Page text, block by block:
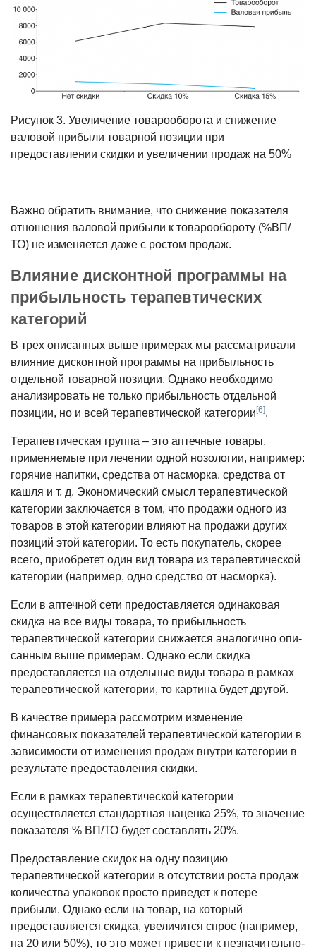
Рисунок 3. Увеличение товарооборота и снижение
валовой прибыли товарной позиции при
предоставлении скидки и увеличении продаж на 50%
Важно обратить внимание, что снижение показателя
отношения вало­вой прибыли к товарообороту (%ВП/
ТО) не изменяется даже с ростом про­даж.
Влияние дисконтной программы на
прибыльность терапевтических
категорий
В трех описанных выше примерах мы рассматривали
влияние дисконтной программы на прибыльность
отдельной товарной позиции. Однако необходимо
анализировать не только прибыльность отдельной
позиции, но и всей терапев­тической категории [6].
Терапевтическая группа – это аптеч­ные товары,
применяемые при лечении одной нозологии, например:
горячие напитки, средства от насморка, средства от
кашля и т. д. Экономический смысл терапевтической
категории заключается в том, что продажи одного из
товаров в этой категории влияют на продажи других
позиций этой категории. То есть покупатель, скорее
всего, приобретет один вид товара из терапевтической
категории (например, одно средство от насморка).
Если в аптечной сети предоставля­ется одинаковая
скидка на все виды то­вара, то прибыльность
терапевтической категории снижается аналогично опи­
санным выше примерам. Однако если скидка
предоставляется на отдельные виды товара в рамках
терапевтической категории, то картина будет другой.
В качестве примера рассмотрим из­менение
финансовых показателей тера­певтической категории в
зависимости от изменения продаж внутри категории в
результате предоставления скидки.
Если в рамках терапевтической ка­тегории
осуществляется стандартная наценка 25%, то значение
показателя % ВП/ТО будет составлять 20%.
Предоставление скидок на одну позицию
терапевтической категории в отсутствии роста продаж
количества упаковок просто приведет к потере
прибыли. Однако если на товар, на ко­торый
предоставляется скидка, увели­чится спрос (например,
на 20 или 50%), то это может привести к незначительно­